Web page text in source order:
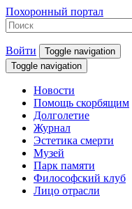
Похоронный портал
Войти
Toggle navigation
Toggle navigation
Новости
Помощь скорбящим
Долголетие
Журнал
Эстетика смерти
Музей
Парк памяти
Философский клуб
Лицо отрасли